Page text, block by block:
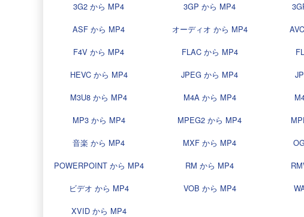
3G2 から MP4 3GP から MP4
ASF から MP4
オーディオ から MP4
F4V から MP4
FLAC から MP4
HEVC から MP4
JPEG から MP4
M3U8 から MP4
M4A から MP4
MP3 から MP4
MPEG2 から MP4
音楽 から MP4
MXF から MP4
POWERPOINT から MP4
RM から MP4
ビデオ から MP4
VOB から MP4
XVID から MP4